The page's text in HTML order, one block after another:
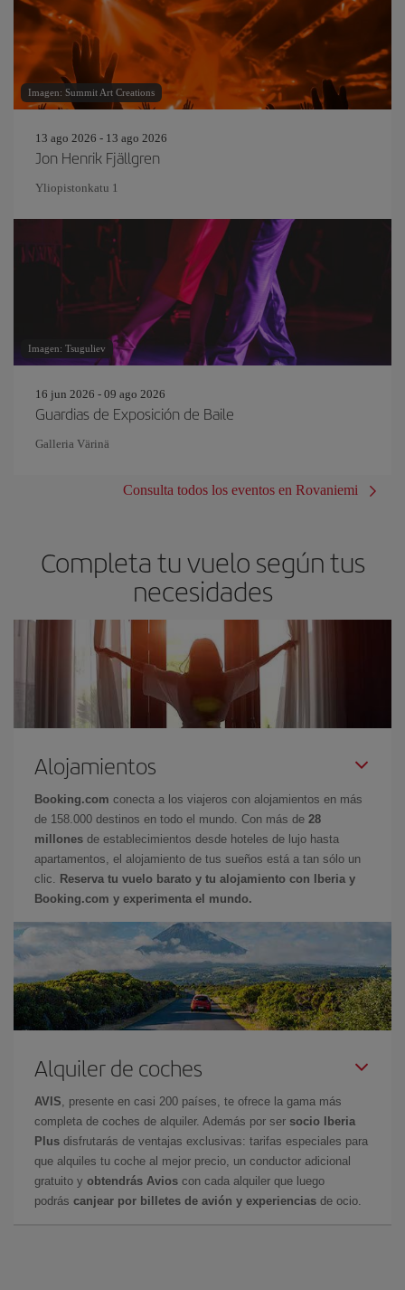
Imagen: Summit Art Creations
13 ago 2026 - 13 ago 2026
Jon Henrik Fjällgren
Yliopistonkatu 1
Imagen: Tsuguliev
16 jun 2026 - 09 ago 2026
Guardias de Exposición de Baile
Galleria Värinä
Consulta todos los eventos en Rovaniemi
Completa tu vuelo según tus
necesidades
Alojamientos
Booking.com conecta a los viajeros con alojamientos en más
de 158.000 destinos en todo el mundo. Con más de 28
millones de establecimientos desde hoteles de lujo hasta
apartamentos, el alojamiento de tus sueños está a tan sólo un
clic.
Reserva tu vuelo barato y tu alojamiento con Iberia y
Booking.com y experimenta el mundo.
Alquiler de coches
AVIS , presente en casi 200 países, te ofrece la gama más
completa de coches de alquiler. Además por ser socio Iberia
Plus disfrutarás de ventajas exclusivas: tarifas especiales para
que alquiles tu coche al mejor precio, un conductor adicional
gratuito y obtendrás Avios con cada alquiler que luego
podrás canjear por billetes de avión y experiencias de ocio.